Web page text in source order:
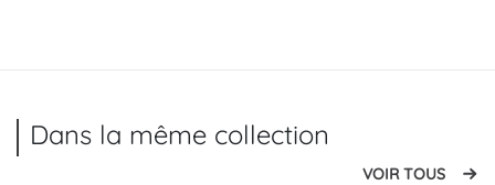
Dans la même collection
VOIR TOUS